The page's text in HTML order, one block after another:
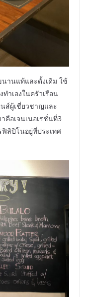
านแท้และดั้งเดิม ใช้
ำเองในครัวเรือน
ส์ผู้เชี่ยวชาญและ
คือเจนเนอเรชั่นที่3
ลิปิโนอยู่ที่ประเทศ